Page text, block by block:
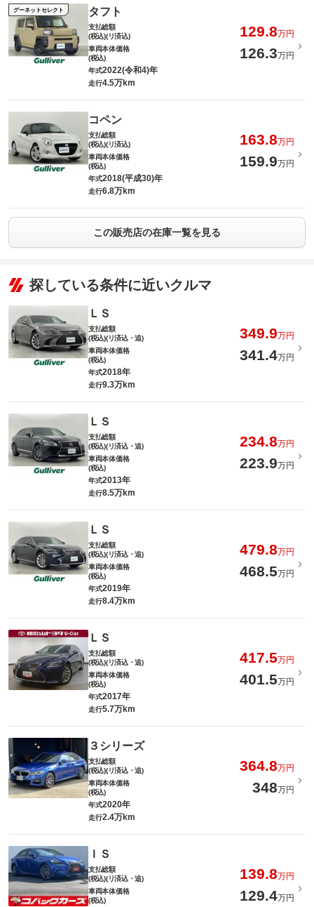
グーネットセレクト タフト
支払総額
(税込)(リ済込)
129.8万円
車両本体価格
(税込)
126.3万円
年式2022(令和4)年
走行4.5万km
コペン
支払総額
(税込)(リ済込)
163.8万円
車両本体価格
(税込)
159.9万円
年式2018(平成30)年
走行6.8万km
この販売店の在庫一覧を見る
探している条件に近いクルマ
ＬＳ
支払総額
(税込)(リ済込・追)
349.9万円
車両本体価格
(税込)
341.4万円
年式2018年
走行9.3万km
ＬＳ
支払総額
(税込)(リ済込・追)
234.8万円
車両本体価格
(税込)
223.9万円
年式2013年
走行8.5万km
ＬＳ
支払総額
(税込)(リ済込・追)
479.8万円
車両本体価格
(税込)
468.5万円
年式2019年
走行8.4万km
ＬＳ
支払総額
(税込)(リ済込・追)
417.5万円
車両本体価格
(税込)
401.5万円
年式2017年
走行5.7万km
３シリーズ
支払総額
(税込)(リ済込・追)
364.8万円
車両本体価格
(税込)
348万円
年式2020年
走行2.4万km
ＩＳ
支払総額
(税込)(リ済込・追)
139.8万円
車両本体価格
(税込)
129.4万円